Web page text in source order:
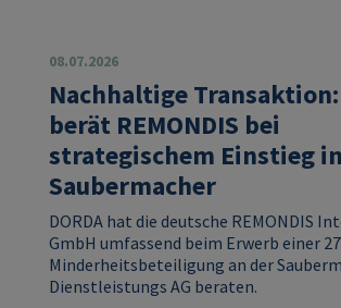
08.07.2026
Nachhaltige Transaktion:
berät REMONDIS bei
strategischem Einstieg in
Saubermacher
DORDA hat die deutsche REMONDIS
GmbH umfassend beim Erwerb einer
Minderheitsbeteiligung an der
Dienstleistungs AG beraten.